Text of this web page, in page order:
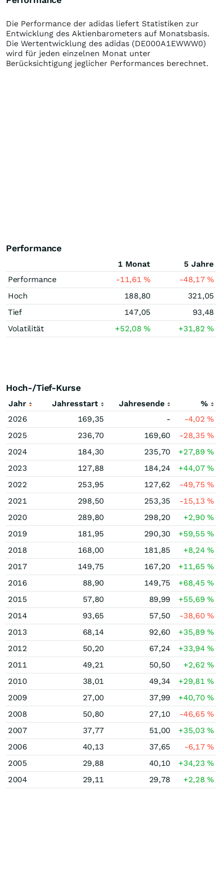
Die Performance der adidas liefert Statistiken zur
Entwicklung des Aktienbarometers auf Monatsbasis.
Die Wertentwicklung des adidas (DE000A1EWWW0)
wird für jeden einzelnen Monat unter
Berücksichtigung jeglicher Performances berechnet.
Performance
1 Monat
5 Jahre
Performance
-11,61% -48,17%
Hoch
188,80
321,05
Tief
147,05
93,48
Volatilität
+52,08% +31,82%
Hoch-/Tief-Kurse
Jahr Jahresstart Jahresende
%
2026
169,35 - -4,02%
2025
236,70 169,60 -28,35%
2024
184,30 235,70 +27,89%
2023
127,88 184,24 +44,07%
2022
253,95 127,62 -49,75%
2021
298,50 253,35 -15,13%
2020
289,80 298,20 +2,90%
2019
181,95 290,30 +59,55%
2018
168,00 181,85 +8,24%
2017
149,75 167,20 +11,65%
2016
88,90 149,75 +68,45%
2015
57,80 89,99 +55,69%
2014
93,65 57,50 -38,60%
2013
68,14 92,60 +35,89%
2012
50,20 67,24 +33,94%
2011
49,21 50,50 +2,62%
2010
38,01 49,34 +29,81%
2009
27,00 37,99 +40,70%
2008
50,80 27,10 -46,65%
2007
37,77 51,00 +35,03%
2006
40,13 37,65 -6,17%
2005
29,88 40,10 +34,23%
2004
29,11 29,78 +2,28%